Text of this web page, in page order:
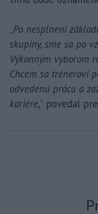
„Po nesplnení
skupiny, sme sa po
Výkonným výborom
Chcem sa trénerovi
odvedenú prácu a
kariére,“ povedal